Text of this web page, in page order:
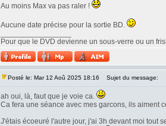
Au moins Max va pas raler !
Aucune date précise pour la sortie BD.
Pour que le DVD devienne un sous-verre ou un
Posté le: Mar 12 Aoû 2025 18:16 Sujet du message:
ah oui, là, faut que je voie ca.
Ca fera une séance avec mes garcons, ils aiment
J'étais écoeuré l'autre jour, j'ai 3h devant moi tout